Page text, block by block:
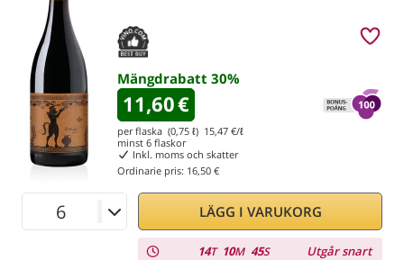
Mängdrabatt 30%
11,60€
per flaska (0,75 ℓ) 15,47 €/ℓ
minst 6 flaskor
Inkl. moms och skatter
Ordinarie pris: 16,50 €
LÄGG I VARUKORG
14T 10M 45S Utgår snart